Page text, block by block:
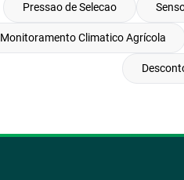
Pressao de Selecao
Monitoramento Climatico Agrícola